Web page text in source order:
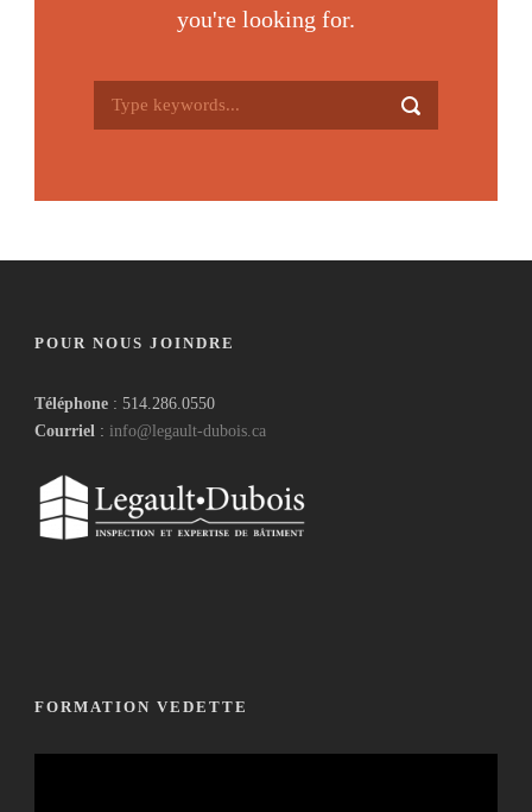
you're looking for.
POUR NOUS JOINDRE
Téléphone : 514.286.0550
Courriel : info@legault-dubois.ca
FORMATION VEDETTE